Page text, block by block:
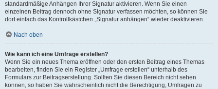
standardmäßige Anhängen Ihrer Signatur aktivieren. Wenn Sie einen
einzelnen Beitrag dennoch ohne Signatur verfassen möchten, so können Sie
dort einfach das Kontrollkästchen „Signatur anhängen“ wieder deaktivieren.
Nach oben
Wie kann ich eine Umfrage erstellen?
Wenn Sie ein neues Thema eröffnen oder den ersten Beitrag eines Themas
bearbeiten, finden Sie ein Register „Umfrage erstellen“ unterhalb des
Formulars zur Beitragserstellung. Sollten Sie diesen Bereich nicht sehen
können, so haben Sie wahrscheinlich nicht die Berechtigung, Umfragen zu